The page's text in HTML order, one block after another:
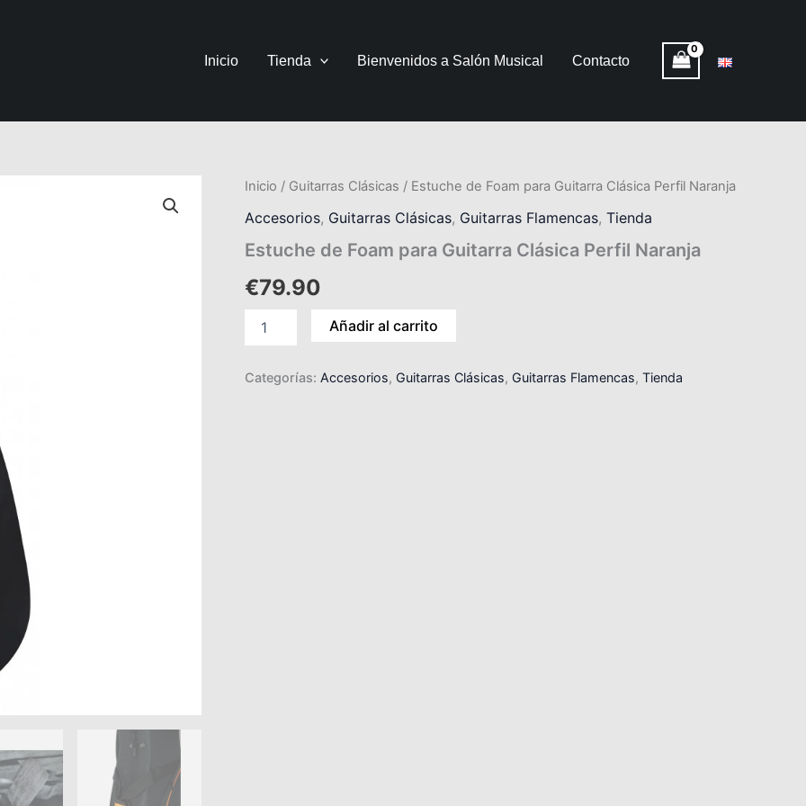
Inicio Tienda Bienvenidos a Salón Musical Contacto
Inicio / Guitarras Clásicas / Estuche de Foam para Guitarra Clásica Perfil Naranja
Accesorios, Guitarras Clásicas, Guitarras Flamencas, Tienda
Estuche de Foam para Guitarra Clásica Perfil Naranja
€79.90
Estuche
Foam
Guitarra
Perfil
Naranja
cantidad
Añadir al carrito
Categorías: Accesorios, Guitarras Clásicas, Guitarras Flamencas, Tienda